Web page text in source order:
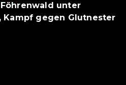
unter
Kampf gegen Glutnester